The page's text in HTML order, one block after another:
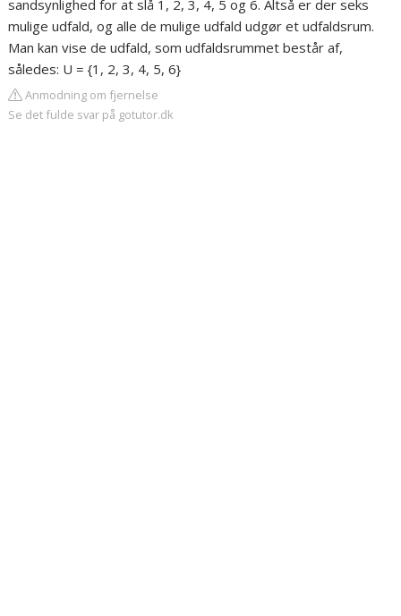
sandsynlighed for at slå 1, 2, 3, 4, 5 og 6. Altså er der seks
mulige udfald, og alle de mulige udfald udgør et udfaldsrum.
Man kan vise de udfald, som udfaldsrummet består af,
således: U = {1, 2, 3, 4, 5, 6}
Anmodning om fjernelse
Se det fulde svar på gotutor.dk